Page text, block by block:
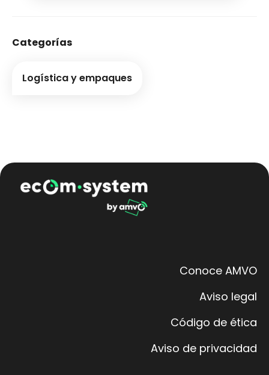
Categorías
Logística y empaques
Conoce AMVO
Aviso legal
Código de ética
Aviso de privacidad